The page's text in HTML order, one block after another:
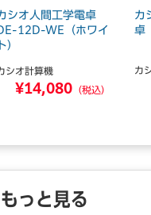
シオ人間工学電卓
12D-WE（ホワイ
ト）
シオ計算機
¥14,080 （税込）
カ
卓
カ
っと見る